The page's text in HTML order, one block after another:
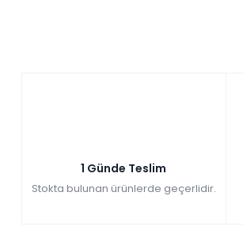
1 Günde Teslim
Stokta bulunan ürünlerde geçerlidir.